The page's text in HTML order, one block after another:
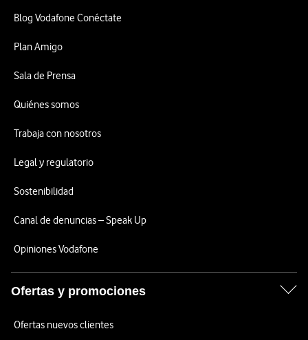
Blog Vodafone Conéctate
Plan Amigo
Sala de Prensa
Quiénes somos
Trabaja con nosotros
Legal y regulatorio
Sostenibilidad
Canal de denuncias – Speak Up
Opiniones Vodafone
Ofertas y promociones
Ofertas nuevos clientes